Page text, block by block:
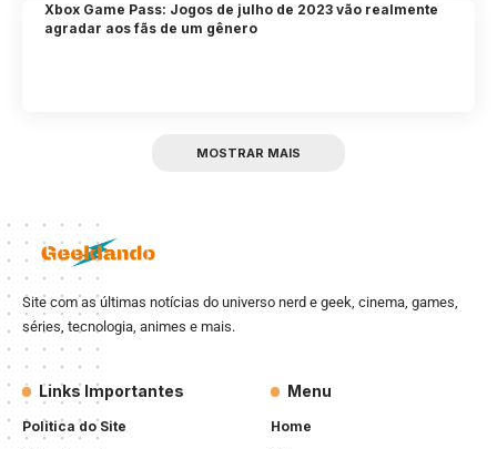
Xbox Game Pass: Jogos de julho de 2023 vão realmente
agradar aos fãs de um gênero
MOSTRAR MAIS
Site com as últimas notícias do universo nerd e geek, cinema, games,
séries, tecnologia, animes e mais.
Links Importantes
Politica do Site
Menu
Home